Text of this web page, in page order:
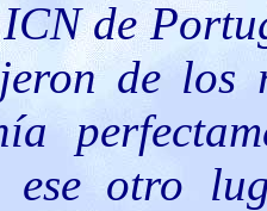
de
de los
ese otro